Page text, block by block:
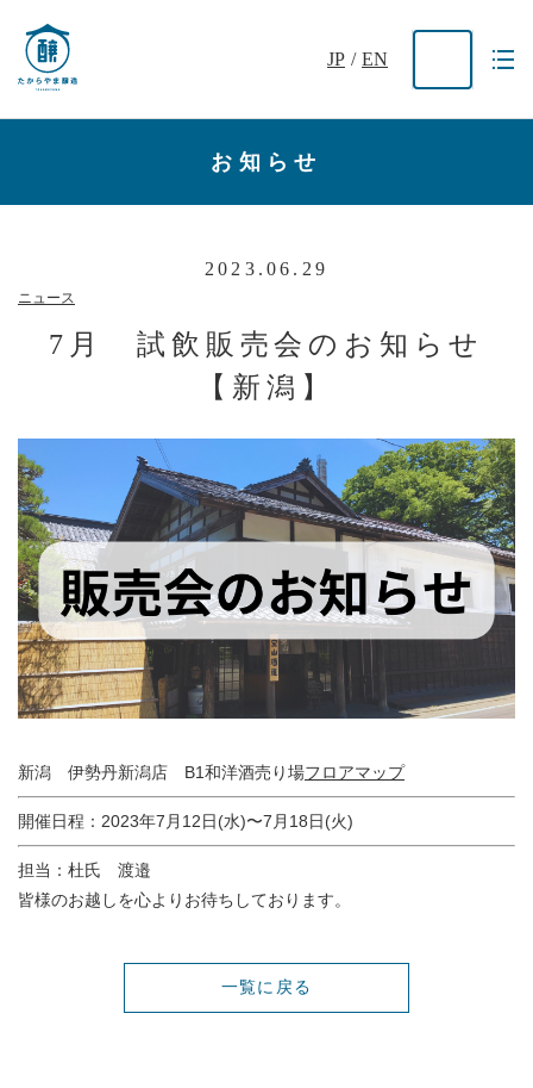
JP / EN
お知らせ
2023.06.29
ニュース
7月 試飲販売会のお知らせ
【新潟】
新潟 伊勢丹新潟店 B1和洋酒売り場フロアマップ
開催日程：2023年7月12日(水)〜7月18日(火)
担当：杜氏 渡邉
皆様のお越しを心よりお待ちしております。
一覧に戻る